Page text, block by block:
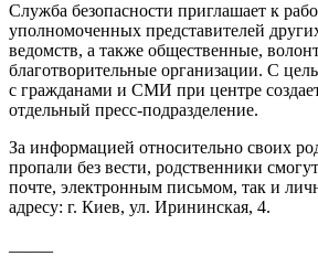
Служба безопасности приглашает к
уполномоченных представителей
ведомств, а также общественные,
благотворительные организации. С
с гражданами и СМИ при центре
отдельный пресс-подразделение.
За информацией относительно своих
пропали без вести, родственники
почте, электронным письмом, так и
адресу: г. Киев, ул. Ирининская, 4.